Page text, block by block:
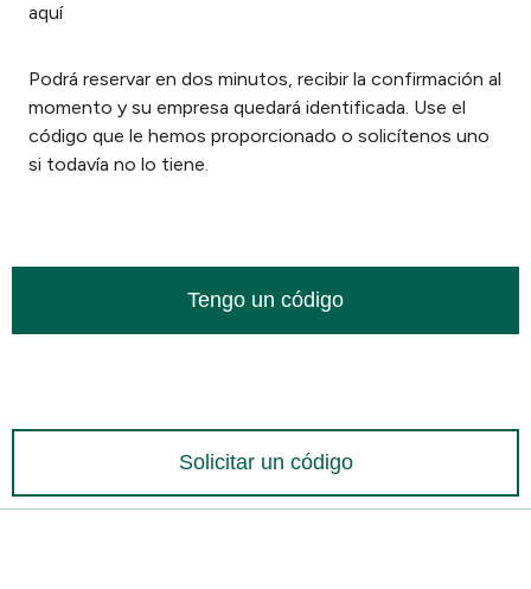
aquí
Podrá reservar en dos minutos, recibir la confirmación al
momento y su empresa quedará identificada. Use el
código que le hemos proporcionado o solicítenos uno
si todavía no lo tiene.
Tengo un código
Solicitar un código